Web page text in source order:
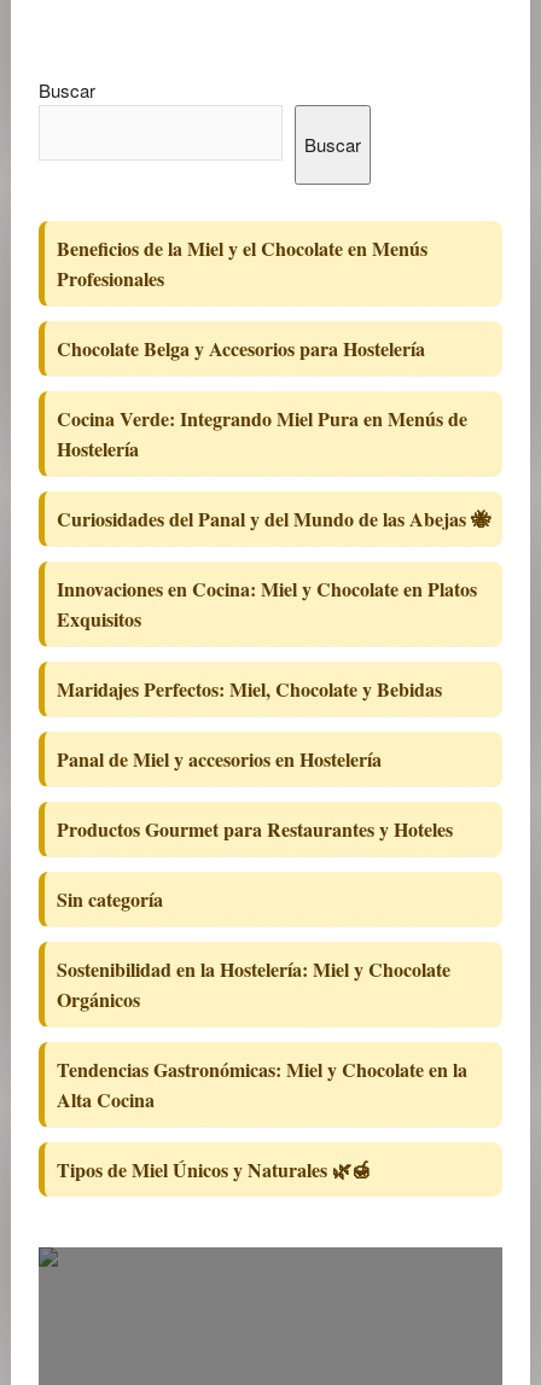
Buscar
Buscar
Beneficios de la Miel y el Chocolate en Menús
Profesionales
Chocolate Belga y Accesorios para Hostelería
Cocina Verde: Integrando Miel Pura en Menús de
Hostelería
Curiosidades del Panal y del Mundo de las Abejas 🐝
Innovaciones en Cocina: Miel y Chocolate en Platos
Exquisitos
Maridajes Perfectos: Miel, Chocolate y Bebidas
Panal de Miel y accesorios en Hostelería
Productos Gourmet para Restaurantes y Hoteles
Sin categoría
Sostenibilidad en la Hostelería: Miel y Chocolate
Orgánicos
Tendencias Gastronómicas: Miel y Chocolate en la
Alta Cocina
Tipos de Miel Únicos y Naturales 🌿🍯